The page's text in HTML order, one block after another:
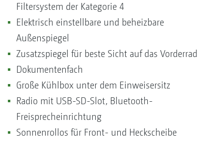
Filtersystem der Kategorie 4
Elektrisch einstellbare und beheizbare
Außenspiegel
Zusatzspiegel für beste Sicht auf das Vorderrad
Dokumentenfach
Große Kühlbox unter dem Einweisersitz
Radio mit USB-SD-Slot, Bluetooth-
Freisprecheinrichtung
Sonnenrollos für Front- und Heckscheibe